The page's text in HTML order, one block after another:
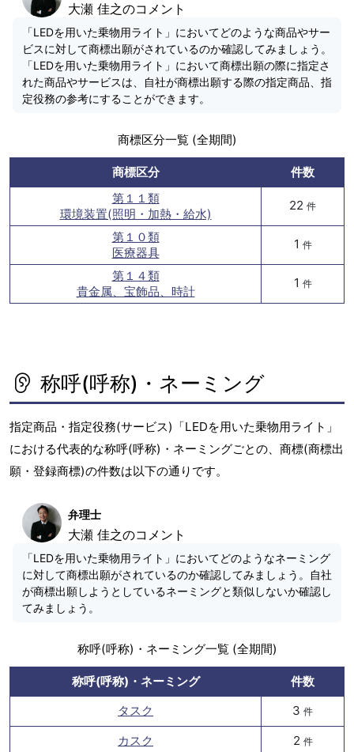
大瀬 佳之のコメント
「LEDを用いた乗物用ライト」においてどのような商品やサー
ビスに対して商標出願がされているのか確認してみましょう。
「LEDを用いた乗物用ライト」において商標出願の際に指定さ
れた商品やサービスは、自社が商標出願する際の指定商品、指
定役務の参考にすることができます。
商標区分一覧 (全期間)
商標区分
件数
第１１類
環境装置(照明・加熱・給水)
22 件
第１０類
医療器具
1 件
第１４類
貴金属、宝飾品、時計
1 件
称呼(呼称)・ネーミング
指定商品・指定役務(サービス)「LEDを用いた乗物用ライト」
における代表的な称呼(呼称)・ネーミングごとの、商標(商標出
願・登録商標)の件数は以下の通りです。
弁理士
大瀬 佳之のコメント
「LEDを用いた乗物用ライト」においてどのようなネーミング
に対して商標出願がされているのか確認してみましょう。自社
が商標出願しようとしているネーミングと類似しないか確認し
てみましょう。
称呼(呼称)・ネーミング一覧 (全期間)
称呼(呼称)・ネーミング
件数
タスク
3 件
カスク 2 件